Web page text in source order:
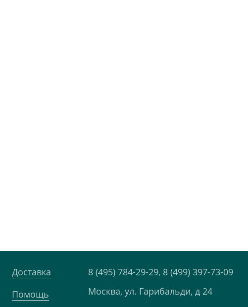
Доставка
Помощь
8 (495) 784-29-29, 8 (499) 397-73-09
Москва, ул. Гарибальди, д 24